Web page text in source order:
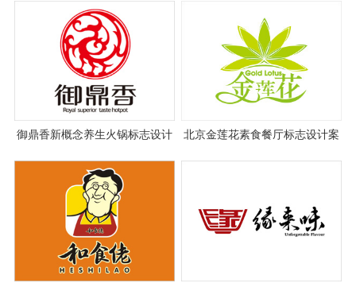
御鼎香新概念养生火锅标志设计
北京金莲花素食餐厅标志设计案